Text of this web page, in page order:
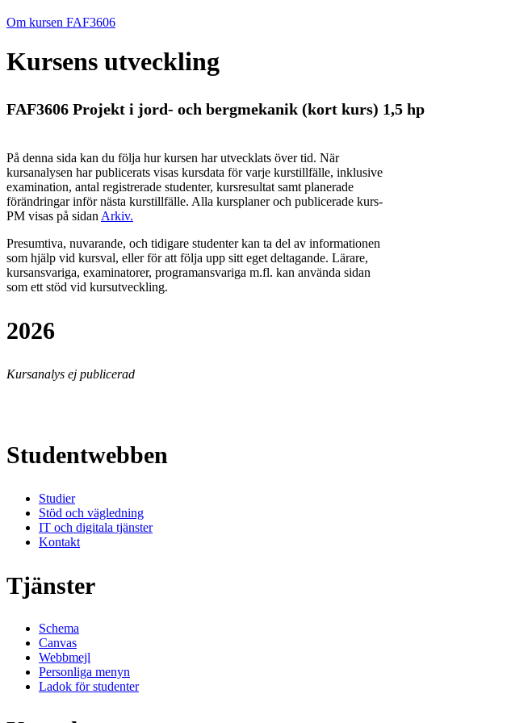
Om kursen FAF3606
Kursens utveckling
FAF3606 Projekt i jord- och bergmekanik (kort kurs) 1,5 hp
På denna sida kan du följa hur kursen har utvecklats över tid. När
kursanalysen har publicerats visas kursdata för varje kurstillfälle, inklusive
examination, antal registrerade studenter, kursresultat samt planerade
förändringar inför nästa kurstillfälle. Alla kursplaner och publicerade kurs-
PM visas på sidan Arkiv.
Presumtiva, nuvarande, och tidigare studenter kan ta del av informationen
som hjälp vid kursval, eller för att följa upp sitt eget deltagande. Lärare,
kursansvariga, examinatorer, programansvariga m.fl. kan använda sidan
som ett stöd vid kursutveckling.
2026
Kursanalys ej publicerad
Studentwebben
Studier
Stöd och vägledning
IT och digitala tjänster
Kontakt
Tjänster
Schema
Canvas
Webbmejl
Personliga menyn
Ladok för studenter